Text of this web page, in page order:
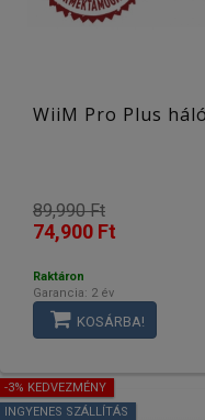
WiiM Pro Plus
89,990 Ft
74,900 Ft
Raktáron
Garancia: 2 év
KOSÁRBA!
-3% KEDVEZMÉNY
INGYENES SZÁLLÍTÁS